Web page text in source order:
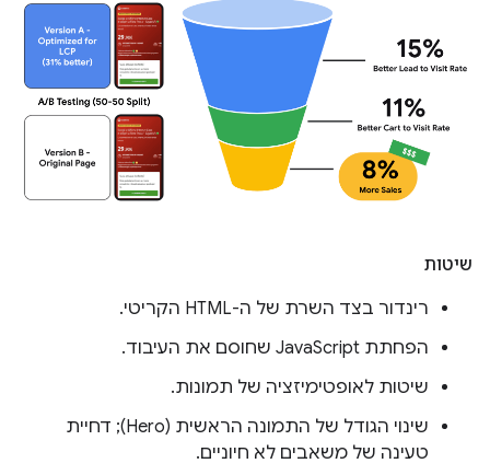
שיטות
רינדור בצד השרת של ה-HTML הקריטי.
הפחתת JavaScript שחוסם את העיבוד.
שיטות לאופטימיזציה של תמונות.
שינוי הגודל של התמונה הראשית (Hero); דחיית
טעינה של משאבים לא חיוניים.